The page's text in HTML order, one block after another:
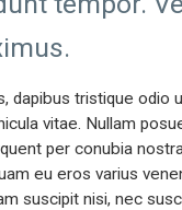
dapibus tristique odio
vitae. Nullam
per conubia
eu eros varius
suscipit nisi, nec